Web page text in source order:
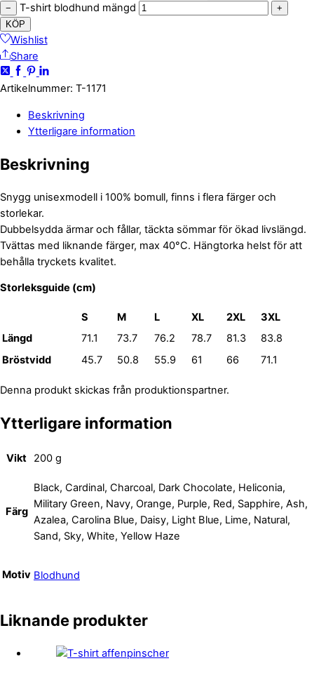
− T-shirt blodhund mängd
+
KÖP
Wishlist
Share
Artikelnummer: T-1171
Beskrivning
Ytterligare information
Beskrivning
Snygg unisexmodell i 100% bomull, finns i flera färger och
storlekar.
Dubbelsydda ärmar och fållar, täckta sömmar för ökad livslängd.
Tvättas med liknande färger, max 40°C. Hängtorka helst för att
behålla tryckets kvalitet.
Storleksguide (cm)
S M L XL 2XL
3XL
Längd
71.1 73.7 76.2 78.7 81.3
83.8
Bröstvidd
45.7 50.8 55.9 61 66 71.1
Denna produkt skickas från produktionspartner.
Ytterligare information
Vikt 200 g
Färg
Black, Cardinal, Charcoal, Dark Chocolate, Heliconia,
Military Green, Navy, Orange, Purple, Red, Sapphire, Ash,
Azalea, Carolina Blue, Daisy, Light Blue, Lime, Natural,
Sand, Sky, White, Yellow Haze
Motiv Blodhund
Liknande produkter